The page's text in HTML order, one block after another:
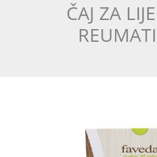
ČAJ ZA